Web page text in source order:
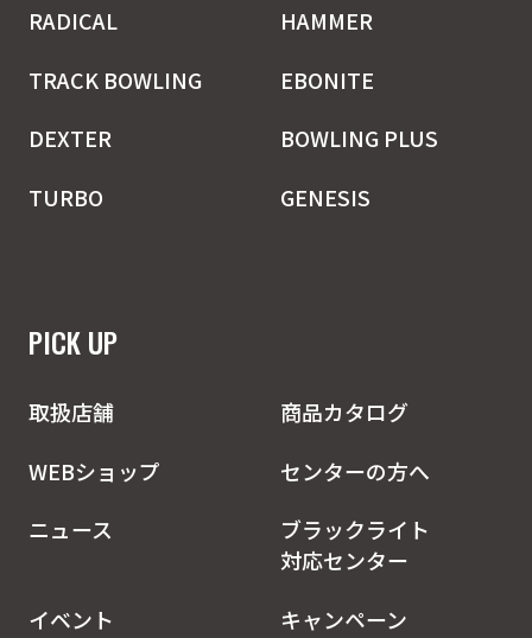
RADICAL
HAMMER
TRACK BOWLING
EBONITE
DEXTER
BOWLING PLUS
TURBO
GENESIS
PICK UP
取扱店舗
商品カタログ
WEBショップ
センターの方へ
ニュース
ブラックライト
対応センター
イベント
キャンペーン